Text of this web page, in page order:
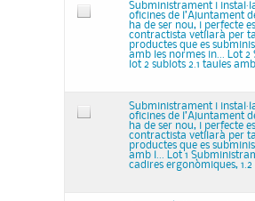
Subministrament i
oficines de l’Ajuntament
ha de ser nou, i perfecte
contractista vetllarà per
productes que es
amb les normes in... Lot
lot 2 sublots 2.1 taules
Subministrament i
oficines de l’Ajuntament
ha de ser nou, i perfecte
contractista vetllarà per
productes que es
amb l... Lot 1
cadires ergonòmiques, 1.2